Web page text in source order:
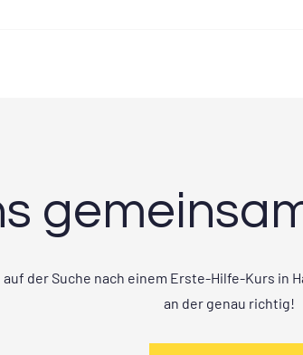
auf der Suche nach einem Erste-Hilfe-Kurs in
an der genau richtig!